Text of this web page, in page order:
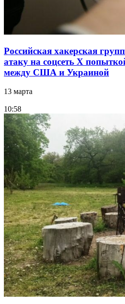
Российская хакерская
атаку на соцсеть Х
между США и Украиной
13 марта
10:58